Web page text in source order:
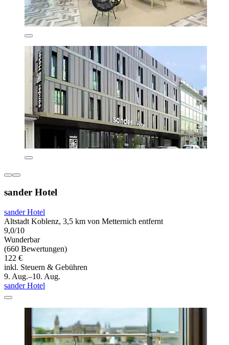
sander Hotel
sander Hotel
Altstadt Koblenz, 3,5 km von Metternich entfernt
9,0/10
Wunderbar
(660 Bewertungen)
122 €
inkl. Steuern & Gebühren
9. Aug.–10. Aug.
sander Hotel